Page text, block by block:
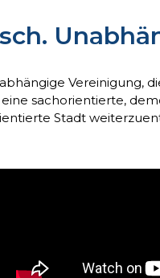
Vereinigung,
sachorientierte,
Stadt